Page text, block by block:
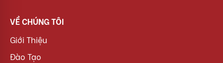
VỀ CHÚNG TÔI
Giới Thiệu
Đào Tạo